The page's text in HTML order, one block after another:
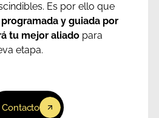
Es por ello que
y guiada por
tu mejor aliadopara
etapa.
Contacto